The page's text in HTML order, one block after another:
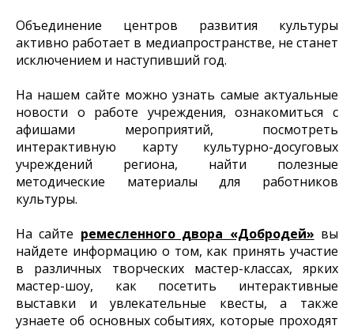
Объединение центров развития культуры
активно работает в медиапространстве, не станет
исключением и наступивший год.
На нашем сайте можно узнать самые актуальные
новости о работе учреждения, ознакомиться с
афишами мероприятий, посмотреть
интерактивную карту культурно-досуговых
учреждений региона, найти полезные
методические материалы для работников
культуры.
На сайте ремесленного двора «Добродей» вы
найдете информацию о том, как принять участие
в различных творческих мастер-классах, ярких
мастер-шоу, как посетить интерактивные
выставки и увлекательные квесты, а также
узнаете об основных событиях, которые проходят